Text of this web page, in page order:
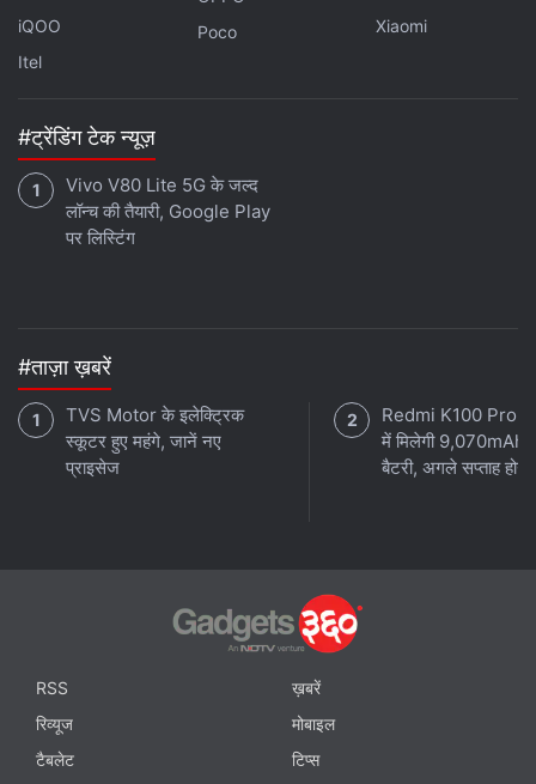
iQOO
Itel
Poco
Xiaomi
#ट्रेंडिंग टेक न्यूज़
Vivo V80 Lite 5G के जल्द
लॉन्च की तैयारी, Google Play
पर लिस्टिंग
#ताज़ा ख़बरें
TVS Motor के इलेक्ट्रिक
स्कूटर हुए महंगे, जानें नए
प्राइसेज
Redmi K100 Pro
में मिलेगी 9,070mAh
बैटरी, अगले सप्ताह होगा
RSS
ख़बरें
रिव्यूज
मोबाइल
टैबलेट
टिप्स